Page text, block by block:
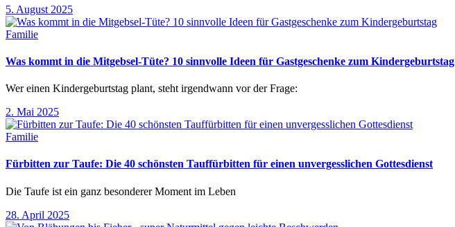
5. August 2025
Familie
Was kommt in die Mitgebsel-Tüte? 10 sinnvolle Ideen für Gastgeschenke zum Kindergeburtstag
Wer einen Kindergeburtstag plant, steht irgendwann vor der Frage:
2. Mai 2025
Familie
Fürbitten zur Taufe: Die 40 schönsten Tauffürbitten für einen unvergesslichen Gottesdienst
Die Taufe ist ein ganz besonderer Moment im Leben
28. April 2025